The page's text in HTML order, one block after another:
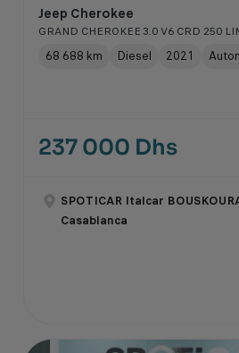
Jeep Cherokee
GRAND CHEROKEE 3.0 V6 CRD 250
68 688 km Diesel 2021
237 000 Dhs
SPOTICAR Italcar
Casablanca